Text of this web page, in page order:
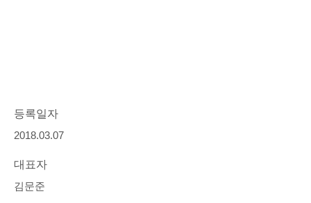
등록일자
2018.03.07
대표자
김문준